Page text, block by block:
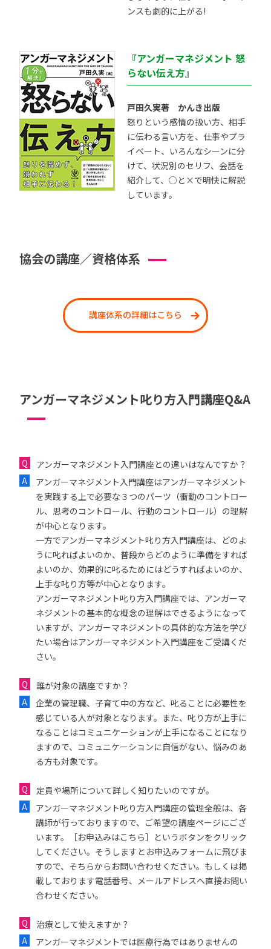
ンスも劇的に上がる!
『アンガーマネジメント 怒
らない伝え方』
戸田久実著 かんき出版
怒りという感情の扱い方、相手
に伝わる言い方を、仕事やプラ
イベート、いろんなシーンに分
けて、状況別のセリフ、会話を
紹介して、○と×で明快に解説
しています。
協会の講座／資格体系
講座体系の詳細はこちら
アンガーマネジメント叱り方入門講座Q&A
アンガーマネジメント入門講座との違いはなんですか？
アンガーマネジメント入門講座はアンガーマネジメント
を実践する上で必要な３つのパーツ（衝動のコントロー
ル、思考のコントロール、行動のコントロール）の理解
が中心となります。
一方でアンガーマネジメント叱り方入門講座は、どのよ
うに叱ればよいのか、普段からどのように準備をすれば
よいのか、効果的に叱るためにはどうすればよいのか、
上手な叱り方等が中心となります。
アンガーマネジメント叱り方入門講座では、アンガーマ
ネジメントの基本的な概念の理解はできるようになって
いますが、アンガーマネジメントの具体的な方法を学び
たい場合はアンガーマネジメント入門講座をご受講くだ
さい。
誰が対象の講座ですか？
企業の管理職、子育て中の方など、叱ることに必要性を
感じている人が対象となります。また、叱り方が上手に
なることはコミュニケーションが上手になることになり
ますので、コミュニケーションに自信がない、悩みのあ
る方も対象です。
定員や場所について詳しく知りたいのですが。
アンガーマネジメント叱り方入門講座の管理全般は、各
講師が行っておりますので、ご希望の講座ページにござ
います。［お申込みはこちら］というボタンをクリック
してください。そうしますとお申込みフォームに飛びま
すので、そちらからお問い合わせください。もしくは掲
載しております電話番号、メールアドレスへ直接お問い
合わせください。
治療として使えますか？
アンガーマネジメントでは医療行為ではありませんの